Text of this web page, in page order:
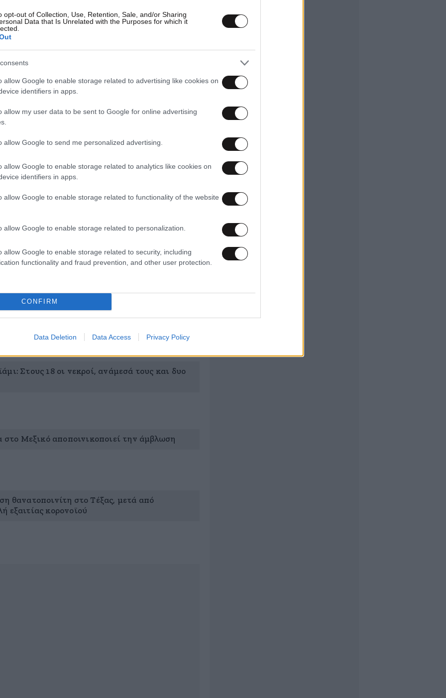
opt-out of Collection, Use, Retention, Sale, and/or Sharing
Data that Is Unrelated with the Purposes for which it
allow Google to enable storage related to advertising like cookies on
identifiers in apps.
allow my user data to be sent to Google for online advertising
allow Google to send me personalized advertising.
allow Google to enable storage related to analytics like cookies on
identifiers in apps.
allow Google to enable storage related to functionality of the website
allow Google to enable storage related to personalization.
allow Google to enable storage related to security, including
functionality and fraud prevention, and other user protection.
CONFIRM
Data Deletion Data Access Privacy Policy
να έχει τον έλεγχο πολλών
μεταξύ άλλων, δεν της επιτρέπουν
ο σύντροφός της να την πηγαίνει
και να βλέπει κάποιους φίλους,
Τράπεζα θα αυξήσει τη χρηματοδότηση
20 δισ. δολάρια
κρουσμάτων σε Μπανγκλαντές και
Στους 18 οι νεκροί, ανάμεσά τους και δυο
στο Μεξικό αποποινικοποιεί την άμβλωση
θανατοποινίτη στο Τέξας, μετά από
εξαιτίας κορονοϊού